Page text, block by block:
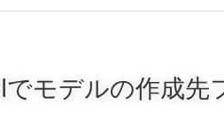
モデルの作成先